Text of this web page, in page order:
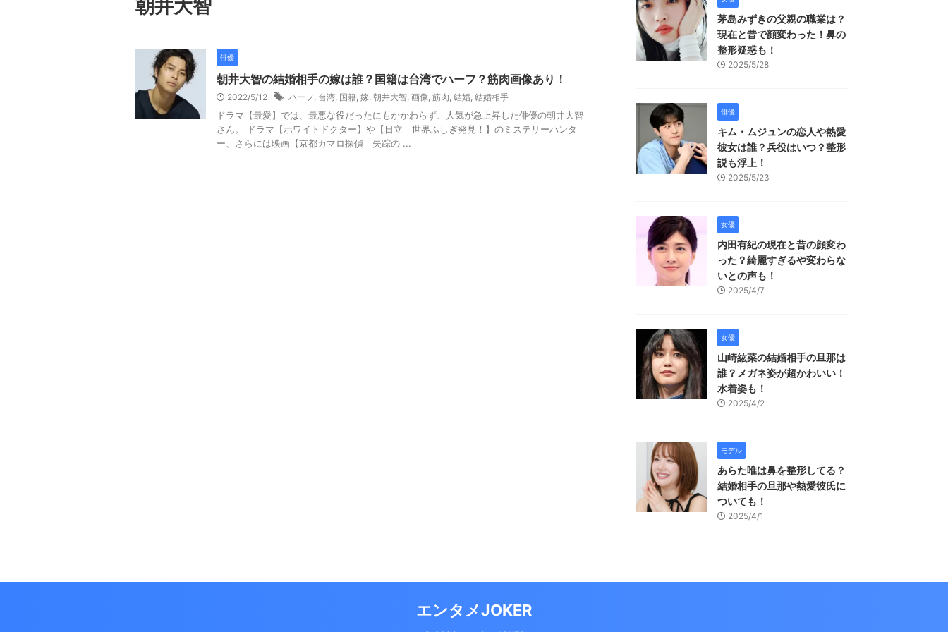
朝井大智
俳優
朝井大智の結婚相手の嫁は誰？国籍は台湾でハーフ？筋肉画像あり！
2022/5/12 ハーフ, 台湾, 国籍, 嫁, 朝井大智, 画像, 筋肉, 結婚, 結婚相手
ドラマ【最愛】では、最悪な役だったにもかかわらず、人気が急上昇した俳優の朝井大智
さん。 ドラマ【ホワイトドクター】や【日立 世界ふしぎ発見！】のミステリーハンタ
ー、さらには映画【京都カマロ探偵 失踪の ...
茅島みずきの父親の職業は？
現在と昔で顔変わった！鼻の
整形疑惑も！
2025/5/28
俳優
キム・ムジュンの恋人や熱愛
彼女は誰？兵役はいつ？整形
説も浮上！
2025/5/23
女優
内田有紀の現在と昔の顔変わ
った？綺麗すぎるや変わらな
いとの声も！
2025/4/7
女優
山崎紘菜の結婚相手の旦那は
誰？メガネ姿が超かわいい！
水着姿も！
2025/4/2
モデル
あらた唯は鼻を整形してる？
結婚相手の旦那や熱愛彼氏に
ついても！
2025/4/1
エンタメJOKER